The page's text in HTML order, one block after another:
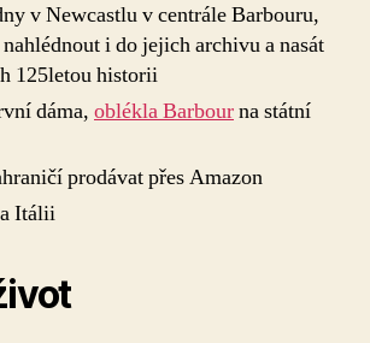
v Newcastlu v centrále Barbouru,
i do jejich archivu a nasát
125letou historii
dáma, oblékla Barbourna státní
prodávat přes Amazon
Itálii